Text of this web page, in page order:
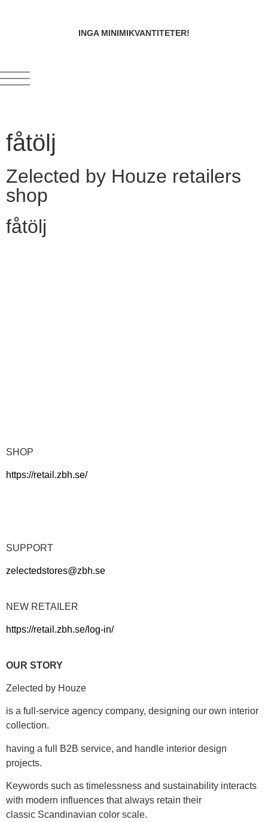
INGA MINIMIKVANTITETER!
fåtölj
Zelected by Houze retailers
shop
fåtölj
SHOP
https://retail.zbh.se/
SUPPORT
zelectedstores@zbh.se
NEW RETAILER
https://retail.zbh.se/log-in/
OUR STORY
Zelected by Houze
is a full-service agency company, designing our own interior
collection.
having a full B2B service, and handle interior design
projects.
Keywords such as timelessness and sustainability interacts
with modern influences that always retain their
classic Scandinavian color scale.